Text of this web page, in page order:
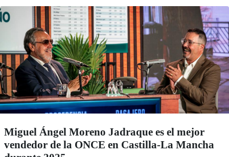
Miguel Ángel Moreno Jadraque es el mejor
vendedor de la ONCE en Castilla-La Mancha